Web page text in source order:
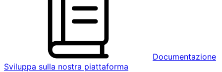
Documentazione
Sviluppa sulla nostra piattaforma